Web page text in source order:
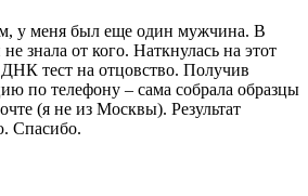
у меня был еще один мужчина. В
знала от кого. Наткнулась на этот
тест на отцовство. Получив
по телефону – сама собрала образцы
(я не из Москвы). Результат
Спасибо.